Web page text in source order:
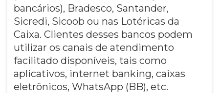
bancários), Bradesco, Santander,
Sicredi, Sicoob ou nas Lotéricas da
Caixa. Clientes desses bancos podem
utilizar os canais de atendimento
facilitado disponíveis, tais como
aplicativos, internet banking, caixas
eletrônicos, WhatsApp (BB), etc.